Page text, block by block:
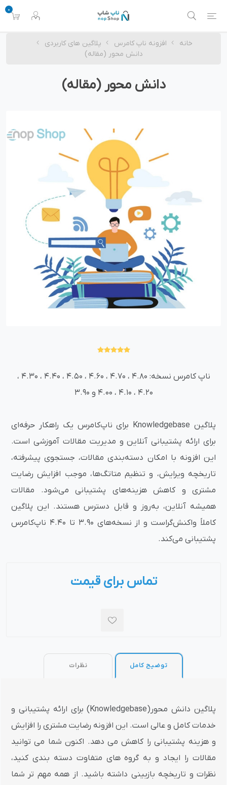
0
خانه افزونه ناپ کامرس
پلاگین های کاربردی
دانش محور (مقاله)
دانش محور (مقاله)
ناپ کامرس نسخه: 4.80 ، 4.70 ، 4.60 ، 4.50 ، 4.40 ، 4.30 ،
4.20 ، 4.10 ، 4.00 و 3.90
پلاگین Knowledgebase برای ناپ‌کامرس یک راهکار حرفه‌ای
برای ارائه پشتیبانی آنلاین و مدیریت مقالات آموزشی است.
این افزونه با امکان دسته‌بندی مقالات، جستجوی پیشرفته،
تاریخچه ویرایش، و تنظیم متاتگ‌ها، موجب افزایش رضایت
مشتری و کاهش هزینه‌های پشتیبانی می‌شود. مقالات
همیشه آنلاین، به‌روز و قابل دسترس هستند. این پلاگین
کاملاً واکنش‌گراست و از نسخه‌های 3.90 تا 4.40 ناپ‌کامرس
پشتیبانی می‌کند.
تماس برای قیمت
توضیح کامل نظرات
پلاگین دانش محور(Knowledgebase) برای ارائه پشتیبانی و
خدمات کامل و عالی است. این افزونه رضایت مشتری را افزایش
و هزینه پشتیبانی را کاهش می دهد. اکنون شما می توانید
مقالات را ایجاد و به گروه های متفاوت دسته بندی کنید،
نظرات و تاریخچه بازبینی داشته باشید. از همه مهم تر شما